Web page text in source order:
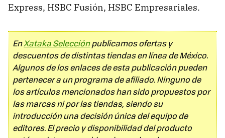
Express, HSBC Fusión, HSBC Empresariales.
EnXataka Selecciónpublicamos ofertas y
descuentos de distintas tiendas en línea de México.
Algunos de los enlaces de esta publicación pueden
pertenecer a un programa de afiliado. Ninguno de
los artículos mencionados han sido propuestos por
las marcas ni por las tiendas, siendo su
introducción una decisión única del equipo de
editores. El precio y disponibilidad del producto